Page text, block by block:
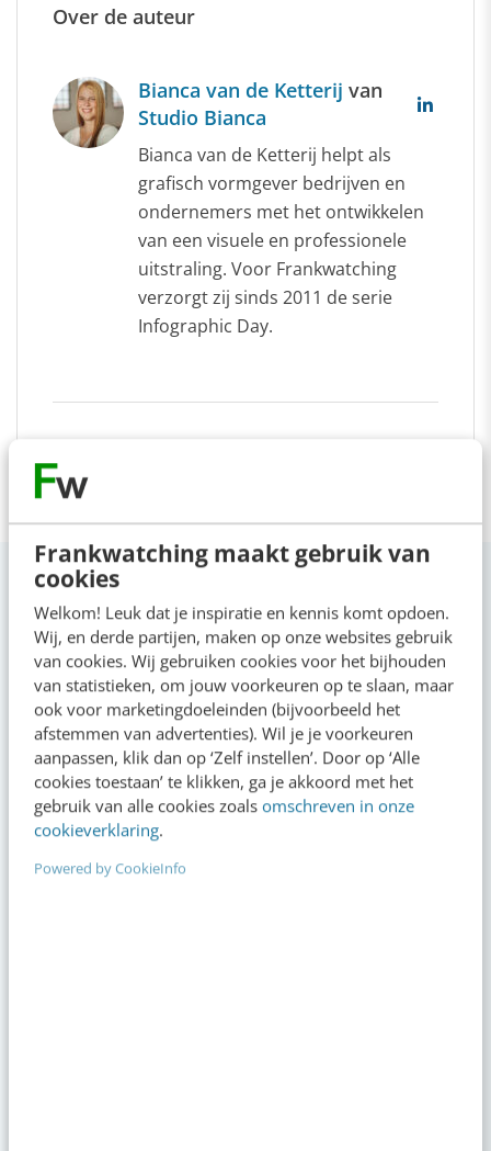
Frankwatching maakt gebruik van
cookies
Welkom! Leuk dat je inspiratie en kennis komt opdoen.
Wij, en derde partijen, maken op onze websites gebruik
van cookies. Wij gebruiken cookies voor het bijhouden
van statistieken, om jouw voorkeuren op te slaan, maar
ook voor marketingdoeleinden (bijvoorbeeld het
afstemmen van advertenties). Wil je je voorkeuren
aanpassen, klik dan op ‘Zelf instellen’. Door op ‘Alle
cookies toestaan’ te klikken, ga je akkoord met het
gebruik van alle cookies zoals omschreven in onze
cookieverklaring.
Powered by CookieInfo
Over de auteur
Bianca van de Ketterij van
Studio Bianca
Bianca van de Ketterij helpt als
grafisch vormgever bedrijven en
ondernemers met het ontwikkelen
van een visuele en professionele
uitstraling. Voor Frankwatching
verzorgt zij sinds 2011 de serie
Infographic Day.
VIDEO SHORTS
Bekijk de korte video's
00:00 00:00